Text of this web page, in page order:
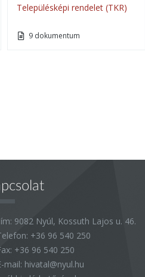
Településképi rendelet (TKR)
9 dokumentum
9082 Nyúl, Kossuth Lajos u. 46.
+36 96 540 250
+36 96 540 250
mail: hivatal@nyul.hu